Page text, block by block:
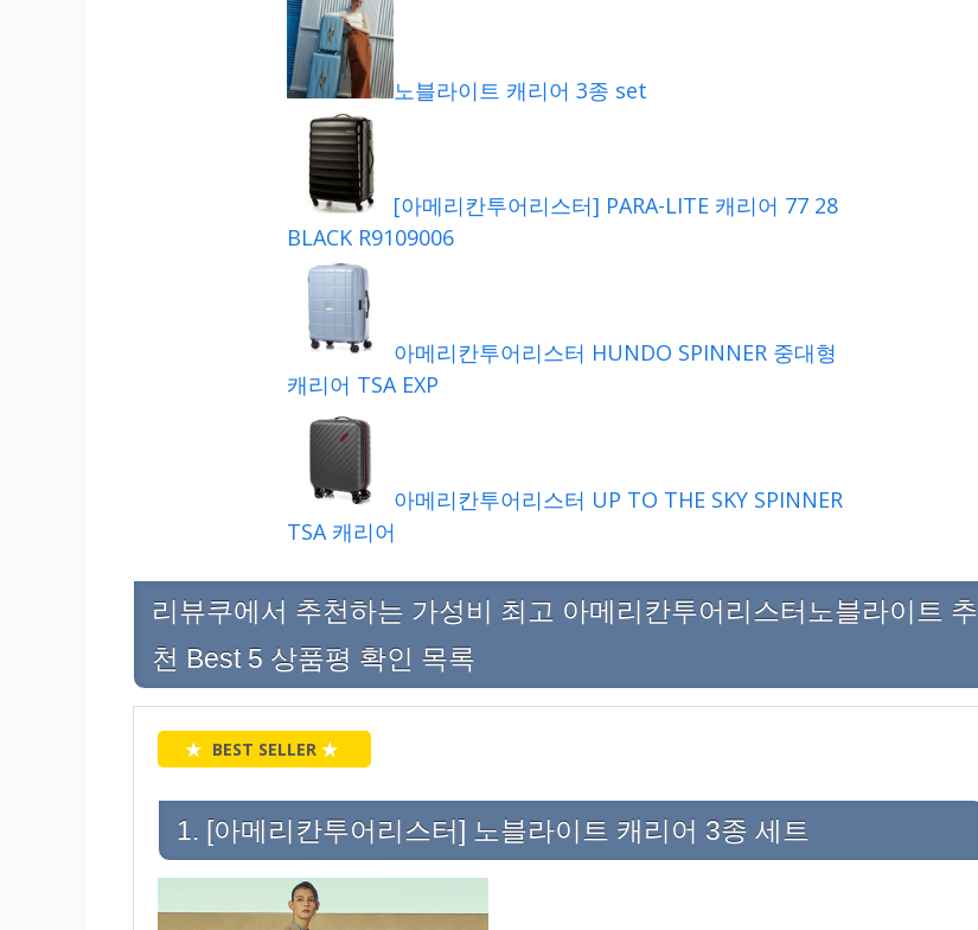
노블라이트 캐리어 3종 set
[아메리칸투어리스터] PARA-LITE 캐리어 77 28
BLACK R9109006
아메리칸투어리스터 HUNDO SPINNER 중대형
캐리어 TSA EXP
아메리칸투어리스터 UP TO THE SKY SPINNER
TSA 캐리어
리뷰쿠에서 추천하는 가성비 최고 아메리칸투어리스터노블라이트 추
천 Best 5 상품평 확인 목록
★ BEST SELLER ★
1. [아메리칸투어리스터] 노블라이트 캐리어 3종 세트